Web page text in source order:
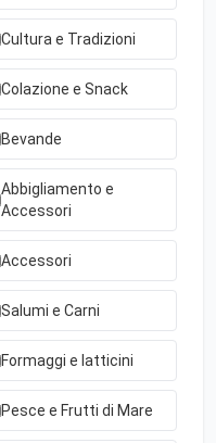
Cultura e Tradizioni
Colazione e Snack
Bevande
Abbigliamento e
Accessori
Accessori
Salumi e Carni
Formaggi e latticini
Pesce e Frutti di Mare